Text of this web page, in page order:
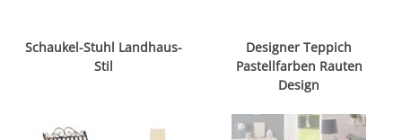
Schaukel-Stuhl Landhaus-
Stil
Designer Teppich
Pastellfarben Rauten
Design